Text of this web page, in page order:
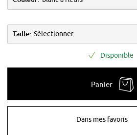
Taille: Sélectionner
Disponible
Panier
Dans mes favoris